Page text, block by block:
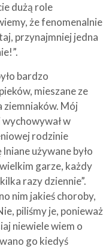
dużą role
że fenomenalnie
przynajmniej jedna
bardzo
mieszane ze
ziemniaków. Mój
w
rodzinie
używane było
garze, każdy
razy dziennie”.
nim jakieś choroby,
piliśmy je, ponieważ
niewiele wiem o
go kiedyś